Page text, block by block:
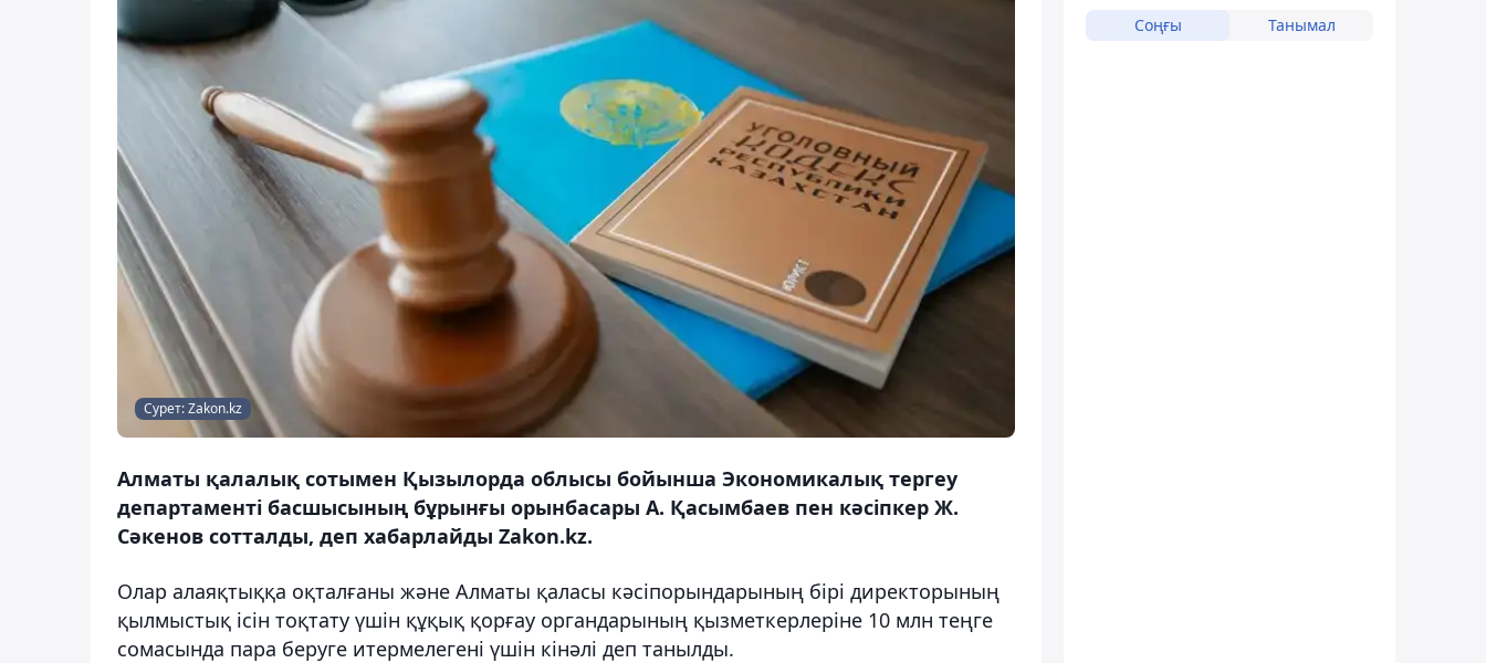
Сурет: Zakon.kz
Алматы қалалық сотымен Қызылорда облысы бойынша Экономикалық тергеу
департаменті басшысының бұрынғы орынбасары А. Қасымбаев пен кәсіпкер Ж.
Сәкенов сотталды, деп хабарлайды Zakon.kz.
Олар алаяқтыққа оқталғаны және Алматы қаласы кәсіпорындарының бірі директорының
қылмыстық ісін тоқтату үшін құқық қорғау органдарының қызметкерлеріне 10 млн теңге
сомасында пара беруге итермелегені үшін кінәлі деп танылды.
Соңғы Танымал